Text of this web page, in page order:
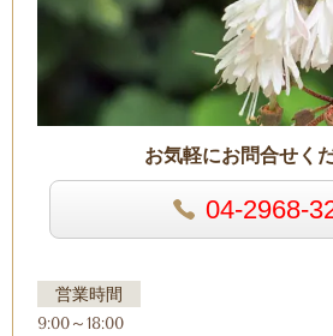
お気軽にお問合せく
04-2968-
営業時間
9:00～18:00